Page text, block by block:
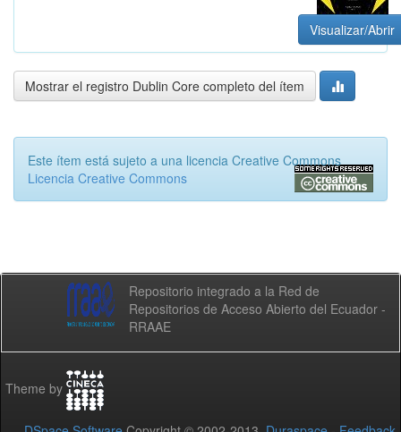
Visualizar/Abrir
Mostrar el registro Dublin Core completo del ítem
Este ítem está sujeto a una licencia Creative Commons
Licencia Creative Commons
Repositorio integrado a la Red de
Repositorios de Acceso Abierto del Ecuador -
RRAAE
Theme by